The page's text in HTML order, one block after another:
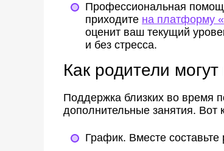
Профессиональная
приходите на платформу
оценит ваш текущий
и без стресса.
Как родители
Поддержка близких во время
дополнительные занятия. Вот
График. Вместе